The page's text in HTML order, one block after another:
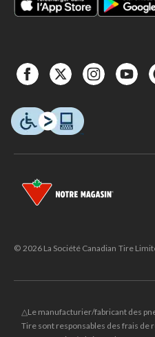
© 2026 La Société Canadian Tire
△Le manufacturier/fabricant des
Tire sont responsables des frais de